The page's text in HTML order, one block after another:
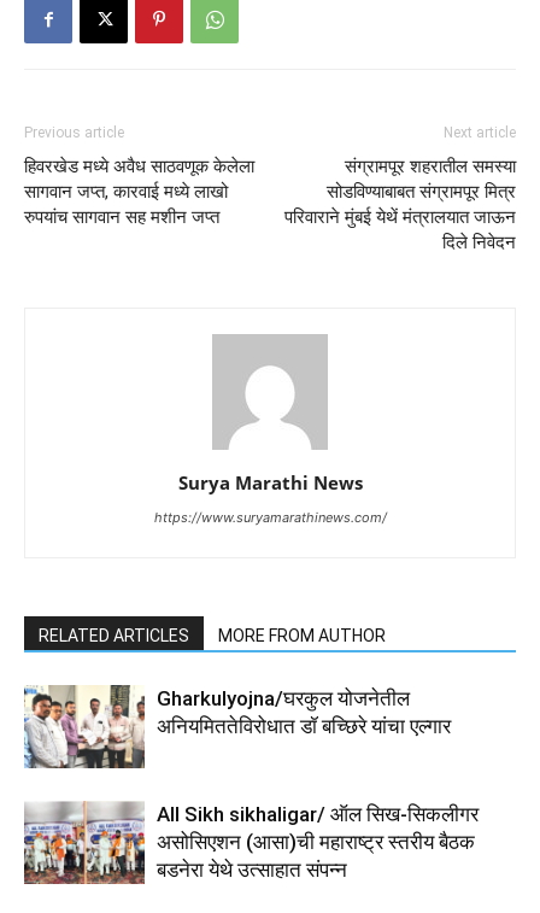
Previous article
हिवरखेड मध्ये अवैध साठवणूक केलेला
सागवान जप्त, कारवाई मध्ये लाखो
रुपयांच सागवान सह मशीन जप्त
Next article
संग्रामपूर शहरातील समस्या
सोडविण्याबाबत संग्रामपूर मित्र
परिवाराने मुंबई येथें मंत्रालयात जाऊन
दिले निवेदन
Surya Marathi News
https://www.suryamarathinews.com/
RELATED ARTICLES MORE FROM AUTHOR
Gharkulyojna/घरकुल योजनेतील
अनियमिततेविरोधात डॉ बच्छिरे यांचा एल्गार
All Sikh sikhaligar/ ऑल सिख-सिकलीगर
असोसिएशन (आसा)ची महाराष्ट्र स्तरीय बैठक
बडनेरा येथे उत्साहात संपन्न